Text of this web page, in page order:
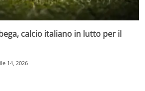
calcio italiano in lutto per il
14, 2026